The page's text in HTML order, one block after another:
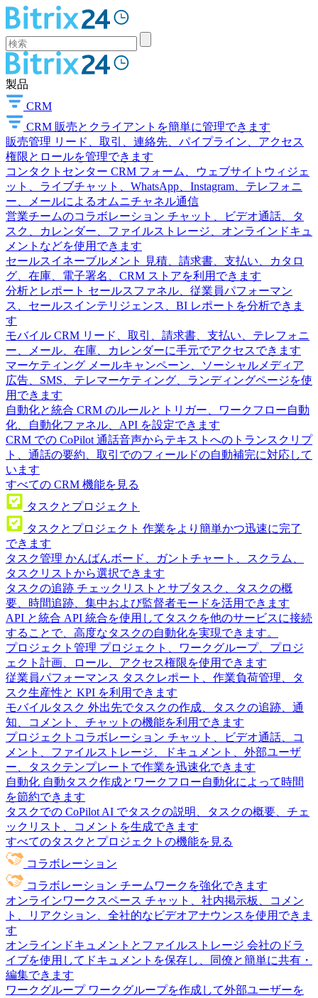
製品
CRM
CRM 販売とクライアントを簡単に管理できます
販売管理 リード、取引、連絡先、パイプライン、アクセス
権限とロールを管理できます
コンタクトセンター CRM フォーム、ウェブサイトウィジェ
ット、ライブチャット、WhatsApp、Instagram、テレフォニ
ー、メールによるオムニチャネル通信
営業チームのコラボレーション チャット、ビデオ通話、タ
スク、カレンダー、ファイルストレージ、オンラインドキュ
メントなどを使用できます
セールスイネーブルメント
見積、請求書、支払い、カタロ
グ、在庫、電子署名、CRM ストアを利用できます
分析とレポート セールスファネル、従業員パフォーマン
ス、セールスインテリジェンス、BI レポートを分析できま
す
モバイル CRM リード、取引、請求書、支払い、テレフォニ
ー、メール、在庫、カレンダーに手元でアクセスできます
マーケティング メールキャンペーン、ソーシャルメディア
広告、SMS、テレマーケティング、ランディングページを使
用できます
自動化と統合 CRM のルールとトリガー、ワークフロー自動
化、自動化ファネル、API を設定できます
CRM での CoPilot 通話音声からテキストへのトランスクリプ
ト、通話の要約、取引でのフィールドの自動補完に対応して
います
すべての CRM 機能を見る
タスクとプロジェクト
タスクとプロジェクト 作業をより簡単かつ迅速に完了
できます
タスク管理 かんばんボード、ガントチャート、スクラム、
タスクリストから選択できます
タスクの追跡 チェックリストとサブタスク、タスクの概
要、時間追跡、集中および監督者モードを活用できます
API と統合 API 統合を使用してタスクを他のサービスに接続
することで、高度なタスクの自動化を実現できます。
プロジェクト管理 プロジェクト、ワークグループ、プロジ
ェクト計画、ロール、アクセス権限を使用できます
従業員パフォーマンス タスクレポート、作業負荷管理、タ
スク生産性と KPI を利用できます
モバイルタスク 外出先でタスクの作成、タスクの追跡、通
知、コメント、チャットの機能を利用できます
プロジェクトコラボレーション チャット、ビデオ通話、コ
メント、ファイルストレージ、ドキュメント、外部ユーザ
ー、タスクテンプレートで作業を迅速化できます
自動化 自動タスク作成とワークフロー自動化によって時間
を節約できます
タスクでの CoPilot AI でタスクの説明、タスクの概要、チェ
ックリスト、コメントを生成できます
すべてのタスクとプロジェクトの機能を見る
コラボレーション
コラボレーション チームワークを強化できます
オンラインワークスペース チャット、社内掲示板、コメン
ト、リアクション、全社的なビデオアナウンスを使用できま
す
オンラインドキュメントとファイルストレージ 会社のドラ
イブを使用してドキュメントを保存し、同僚と簡単に共有・
編集できます
ワークグループ ワークグループを作成して外部ユーザーを